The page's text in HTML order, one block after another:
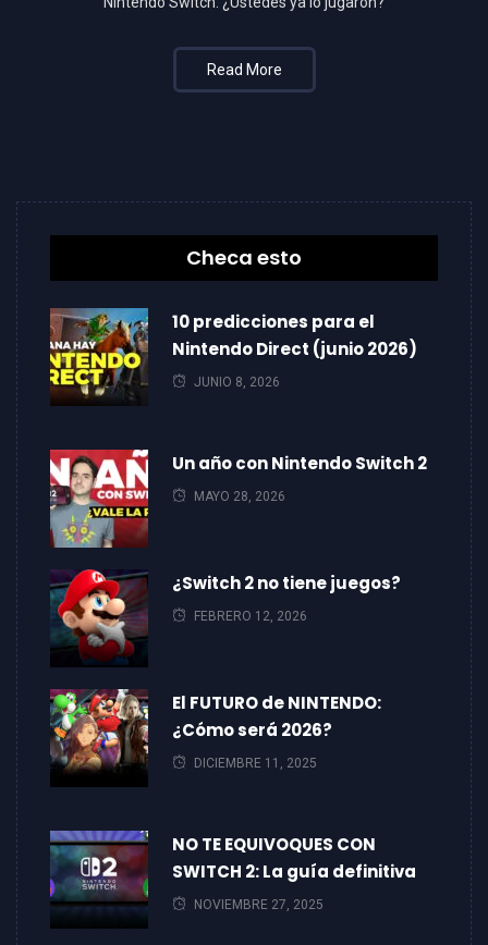
Read More
Checa esto
10 predicciones para el
Nintendo Direct (junio 2026)
JUNIO 8, 2026
Un año con Nintendo Switch 2
MAYO 28, 2026
¿Switch 2 no tiene juegos?
FEBRERO 12, 2026
El FUTURO de NINTENDO:
¿Cómo será 2026?
DICIEMBRE 11, 2025
NO TE EQUIVOQUES CON
SWITCH 2: La guía definitiva
NOVIEMBRE 27, 2025